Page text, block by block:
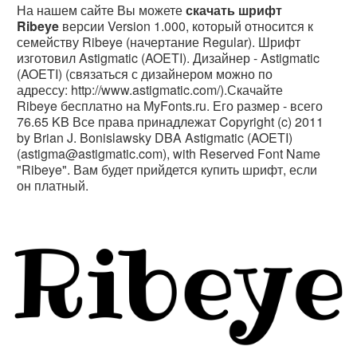
На нашем сайте Вы можетескачать шрифт
Ribeye версии Version 1.000, который относится к
семейству Ribeye (начертание Regular). Шрифт
изготовил Astigmatic (AOETI). Дизайнер - Astigmatic
(AOETI) (связаться с дизайнером можно по
адрессу: http://www.astigmatic.com/).Скачайте
Ribeye бесплатно на MyFonts.ru. Его размер - всего
76.65 KB Все права принадлежат Copyright (c) 2011
by Brian J. Bonislawsky DBA Astigmatic (AOETI)
(astigma@astigmatic.com), with Reserved Font Name
"Ribeye". Вам будет прийдется купить шрифт, если
он платный.